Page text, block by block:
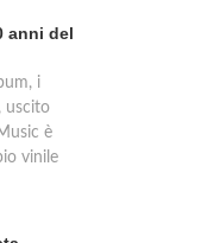
anni del
i
uscito
è
vinile